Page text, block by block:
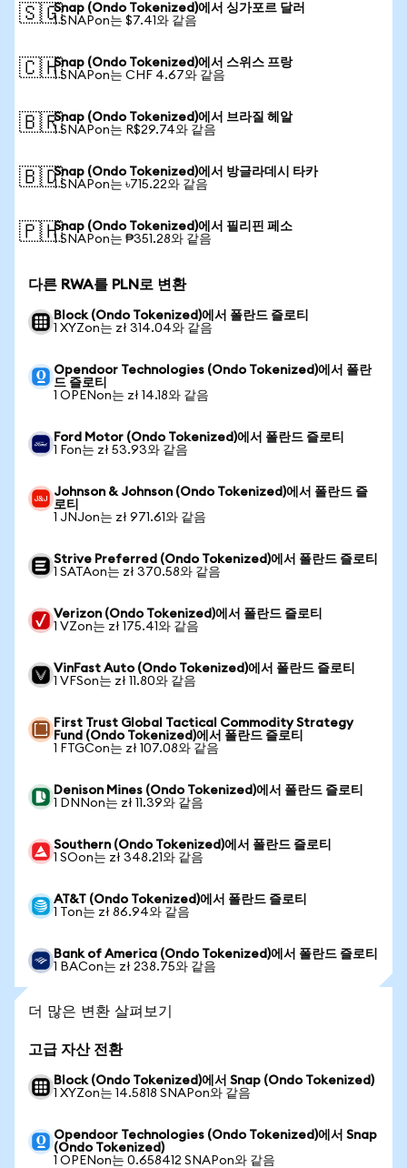
🇸🇬Snap (Ondo Tokenized)에서 싱가포르 달러
1 SNAPon는 $7.41와 같음
🇨🇭Snap (Ondo Tokenized)에서 스위스 프랑
1 SNAPon는 CHF 4.67와 같음
🇧🇷Snap (Ondo Tokenized)에서 브라질 헤알
1 SNAPon는 R$29.74와 같음
🇧🇩Snap (Ondo Tokenized)에서 방글라데시 타카
1 SNAPon는 ৳715.22와 같음
🇵🇭Snap (Ondo Tokenized)에서 필리핀 페소
1 SNAPon는 ₱351.28와 같음
다른 RWA를 PLN로 변환
Block (Ondo Tokenized)에서 폴란드 즐로티
1 XYZon는 zł 314.04와 같음
Opendoor Technologies (Ondo Tokenized)에서 폴란
드 즐로티
1 OPENon는 zł 14.18와 같음
Ford Motor (Ondo Tokenized)에서 폴란드 즐로티
1 Fon는 zł 53.93와 같음
Johnson & Johnson (Ondo Tokenized)에서 폴란드 즐
로티
1 JNJon는 zł 971.61와 같음
Strive Preferred (Ondo Tokenized)에서 폴란드 즐로티
1 SATAon는 zł 370.58와 같음
Verizon (Ondo Tokenized)에서 폴란드 즐로티
1 VZon는 zł 175.41와 같음
VinFast Auto (Ondo Tokenized)에서 폴란드 즐로티
1 VFSon는 zł 11.80와 같음
First Trust Global Tactical Commodity Strategy
Fund (Ondo Tokenized)에서 폴란드 즐로티
1 FTGCon는 zł 107.08와 같음
Denison Mines (Ondo Tokenized)에서 폴란드 즐로티
1 DNNon는 zł 11.39와 같음
Southern (Ondo Tokenized)에서 폴란드 즐로티
1 SOon는 zł 348.21와 같음
AT&T (Ondo Tokenized)에서 폴란드 즐로티
1 Ton는 zł 86.94와 같음
Bank of America (Ondo Tokenized)에서 폴란드 즐로티
1 BACon는 zł 238.75와 같음
더 많은 변환 살펴보기
고급 자산 전환
Block (Ondo Tokenized)에서 Snap (Ondo Tokenized)
1 XYZon는 14.5818 SNAPon와 같음
Opendoor Technologies (Ondo Tokenized)에서 Snap
(Ondo Tokenized)
1 OPENon는 0.658412 SNAPon와 같음